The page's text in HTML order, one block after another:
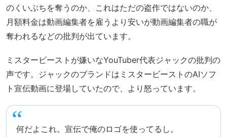
のくいぶちを奪うのか、これはただの盗作ではないのか、
月額料金は動画編集者を雇うより安いが動画編集者の職が
奪われるなどの批判が出ています。
ミスタービーストが嫌いなYouTuber代表ジャックの批判の
声です。ジャックのブランドはミスタービーストのAIソフ
ト宣伝動画に登場していたので、より怒っています。
何だよこれ。宣伝で俺のロゴを使ってるし。